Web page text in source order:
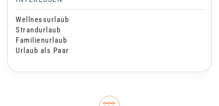
Wellnessurlaub
Strandurlaub
Familienurlaub
Urlaub als Paar